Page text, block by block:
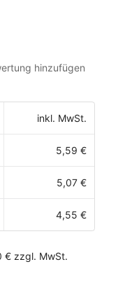
hinzufügen
inkl. MwSt.
5,59 €
5,07 €
4,55 €
€ zzgl. MwSt.